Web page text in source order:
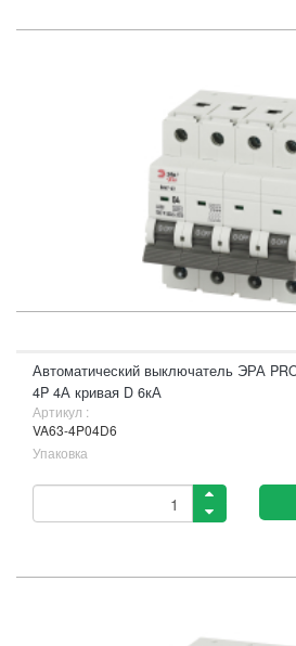
Автоматический выключатель ЭРА
4P 4А кривая D 6кА
Артикул :
VA63-4P04D6
Упаковка